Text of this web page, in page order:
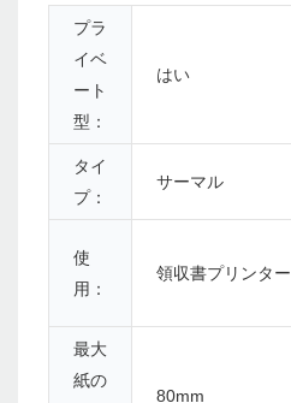
プラ
イベ
ート
型：
はい
タイ
プ：
サーマル
使
用：
領収書プリンター
最大
紙の
80mm